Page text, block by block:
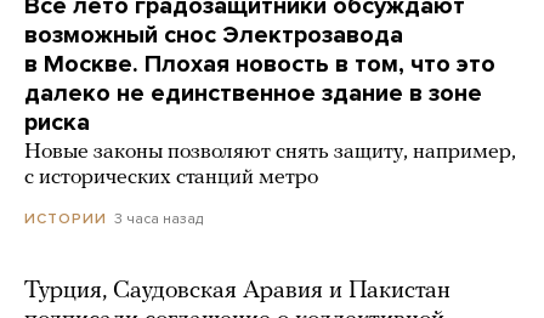
возможный снос Электрозавода
в Москве. Плохая новость в том, что это
далеко не единственное здание в зоне
риска
Новые законы позволяют снять защиту, например,
с исторических станций метро
ИСТОРИИ 3 часа назад
Турция, Саудовская Аравия и Пакистан